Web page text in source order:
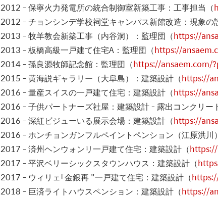
2012 - 保寧火力発電所の統合制御室新築工事：工事担当（
2012 - チョンシンデ学校祠堂キャンパス新館改造：現象の
2013 - 牧羊教会新築工事（内谷洞）：監理団（https://
2013 - 板橋高級一戸建て住宅A：監理団（https://
2014 - 孫良源牧師記念館：監理団（https://ansaem.com/
2015 - 黄海説ギャラリー（大阜島）：建築設計（https://
2016 - 量産スイスの一戸建て住宅：建築設計（https://
2016 - 子供パートナーズ社屋：建築設計 - 露出コンクリー
2016 - 深紅ビジューいる展示会場：建築設計（https://
2016 - ホンチョンガンフルペイントペンション（江原洪川
2017 - 済州ヘンウォンリ一戸建て住宅：建築設計（
2017 - 平沢ベリーシックスタウンハウス：建築設計（
2017 - ウィリェ「金銀再 "一戸建て住宅：建築設計（
2018 - 巨済ライトハウスペンション：建築設計（https://